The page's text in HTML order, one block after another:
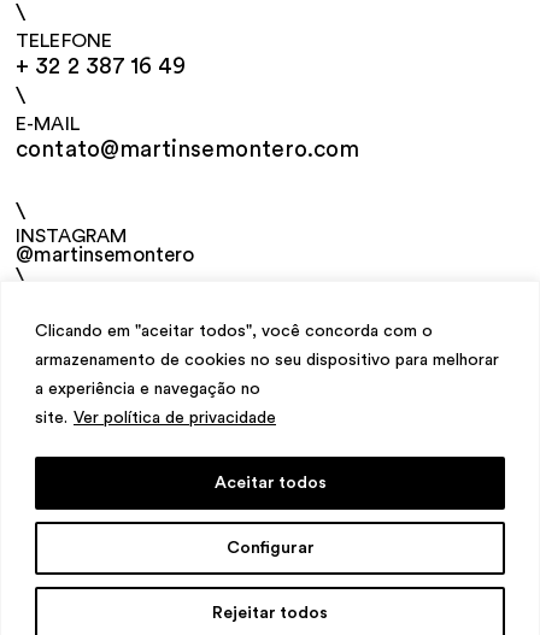
Clicando em "aceitar todos", você concorda com o
armazenamento de cookies no seu dispositivo para melhorar
a experiência e navegação no
site. Ver política de privacidade
Configurar
Rejeitar todos
Aceitar todos
\
TELEFONE
+ 32 2 387 16 49
\
E-MAIL
contato@martinsemontero.com
\
INSTAGRAM
@martinsemontero
\